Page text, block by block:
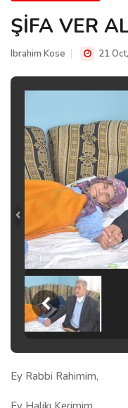
ŞİFA VER
Ibrahim Kose 21
Ey Rabbi Rahimim,